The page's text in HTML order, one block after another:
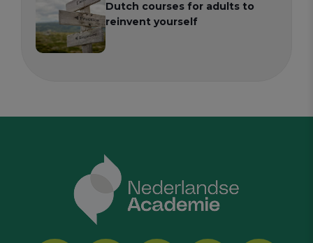
Dutch courses for adults to
reinvent yourself